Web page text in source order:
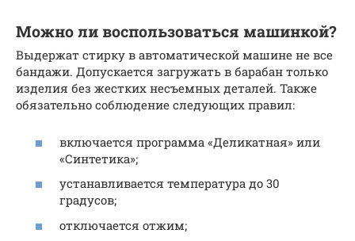
Можно ли воспользоваться машинкой?
Выдержат стирку в автоматической машине не все
бандажи. Допускается загружать в барабан только
изделия без жестких несъемных деталей. Также
обязательно соблюдение следующих правил:
включается программа «Деликатная» или
«Синтетика»;
устанавливается температура до 30
градусов;
отключается отжим;